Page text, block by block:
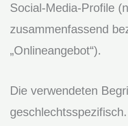
Social-Media-Profile
zusammenfassend
„Onlineangebot“).
Die verwendeten
geschlechtsspezifisch.